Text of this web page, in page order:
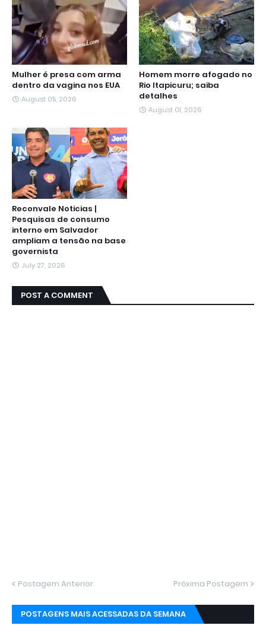
Mulher é presa com arma
dentro da vagina nos EUA
August 05, 2026
Homem morre afogado no
Rio Itapicuru; saiba
detalhes
August 01, 2026
Reconvale Noticias |
Pesquisas de consumo
interno em Salvador
ampliam a tensão na base
governista
July 27, 2026
POST A COMMENT
Postagem Anterior Próxima Postagem
POSTAGENS MAIS ACESSADAS DA SEMANA